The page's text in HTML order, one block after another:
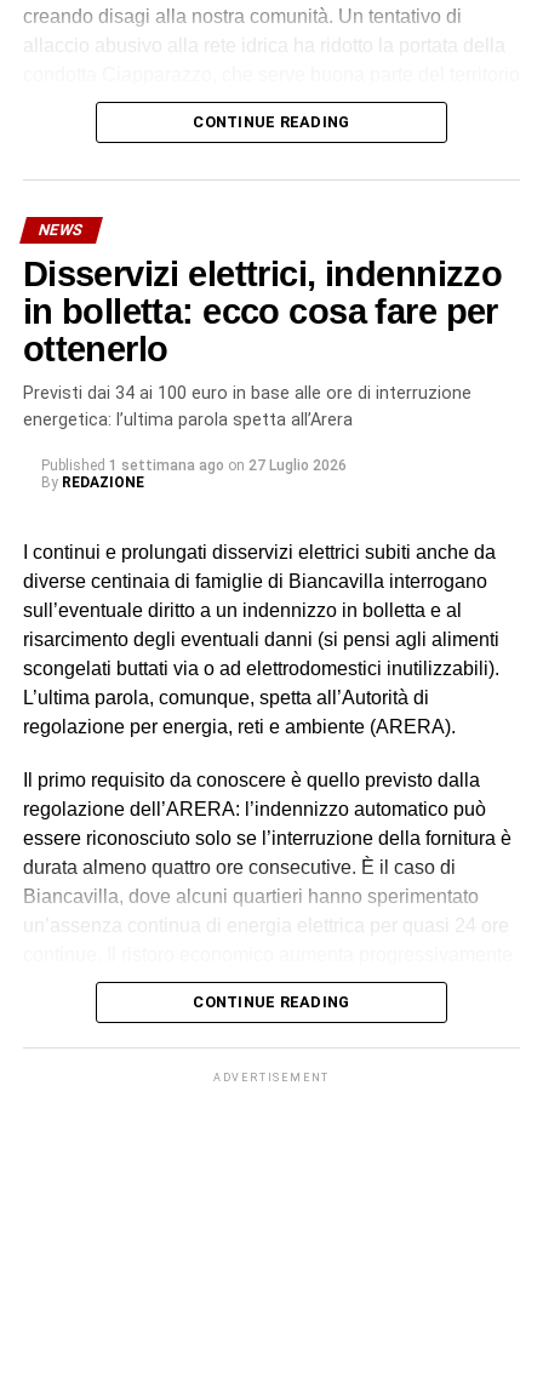
creando disagi alla nostra comunità. Un tentativo di
allaccio abusivo alla rete idrica ha ridotto la portata della
di Biancavilla».
stimata in oltre 30 litri al secondo. «Un primo intervento
con collare di riparazione non è stato sufficiente – si legge
in una nota dell’azienda – a contenere la perdita. I nostri
tecnici hanno quindi valutato che l’unica soluzione
realmente risolutiva è la sostituzione integrale del tratto
danneggiato: un intervento più impegnativo, ma
necessario per garantire un ripristino sicuro e duraturo
dell’infrastruttura, evitando il rischio di nuovi cedimenti a
breve termine». Il tempo previsto per la riparazione è
CONTINUE READING
NEWS
Disservizi elettrici, indennizzo
in bolletta: ecco cosa fare per
ottenerlo
Previsti dai 34 ai 100 euro in base alle ore di interruzione
energetica: l’ultima parola spetta all’Arera
Published 1 settimana ago on 27 Luglio 2026
By REDAZIONE
I continui e prolungati disservizi elettrici subiti anche da
diverse centinaia di famiglie di Biancavilla interrogano
sull’eventuale diritto a un indennizzo in bolletta e al
risarcimento degli eventuali danni (si pensi agli alimenti
scongelati buttati via o ad elettrodomestici inutilizzabili).
L’ultima parola, comunque, spetta all’Autorità di
regolazione per energia, reti e ambiente (ARERA).
Il primo requisito da conoscere è quello previsto dalla
regolazione dell’ARERA: l’indennizzo automatico può
essere riconosciuto solo se l’interruzione della fornitura è
durata almeno quattro ore consecutive. È il caso di
Biancavilla, dove alcuni quartieri hanno sperimentato
un’assenza continua di energia elettrica per quasi 24 ore
in relazione alla durata del blackout, secondo i criteri
CONTINUE READING
ADVERTISEMENT